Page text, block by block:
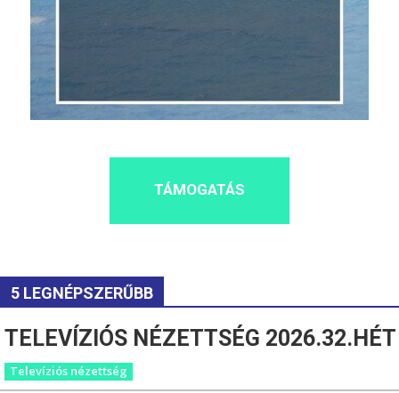
TÁMOGATÁS
5 LEGNÉPSZERŰBB
TELEVÍZIÓS NÉZETTSÉG 2026.32.HÉT
Televíziós nézettség